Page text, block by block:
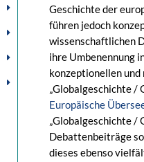
Geschichte der
führen jedoch
wissenschaftlichen
ihre Umbenennung
konzeptionellen
„Globalgeschichte /
Europäische
„Globalgeschichte /
Debattenbeiträge
dieses ebenso